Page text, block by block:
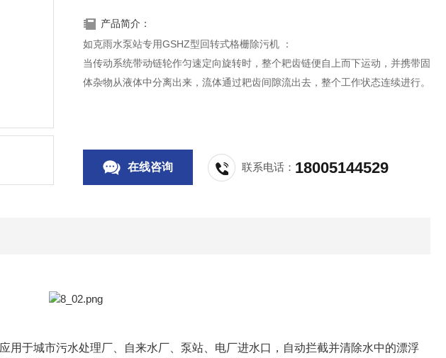
产品简介：
如克雨水泵站专用GSHZ型回转式格栅除污机 ：
当传动系统带动链轮作匀速定向旋转时，整个耙齿链便自上而下运动，并携带固
体杂物从液体中分离出来，流体通过耙齿间隙流出去，整个工作状态连续进行。
在线咨询 联系电话： 18005144529
用于城市污水处理厂、自来水厂、泵站、电厂进水口，自动拦截并清除水中的漂浮